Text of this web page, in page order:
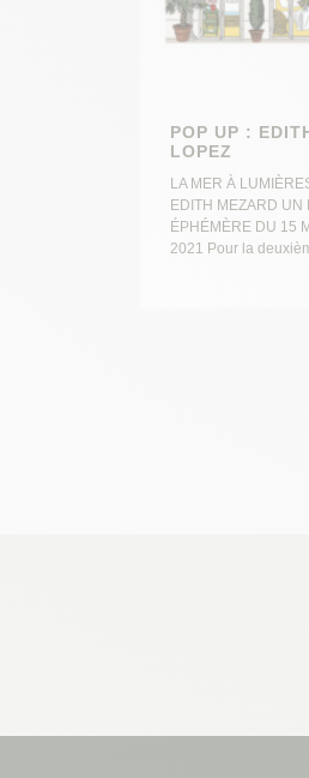
POP UP :
LOPEZ
LA MER À
EDITH MEZARD UN
ÉPHÉMÈRE DU 15
2021 Pour la